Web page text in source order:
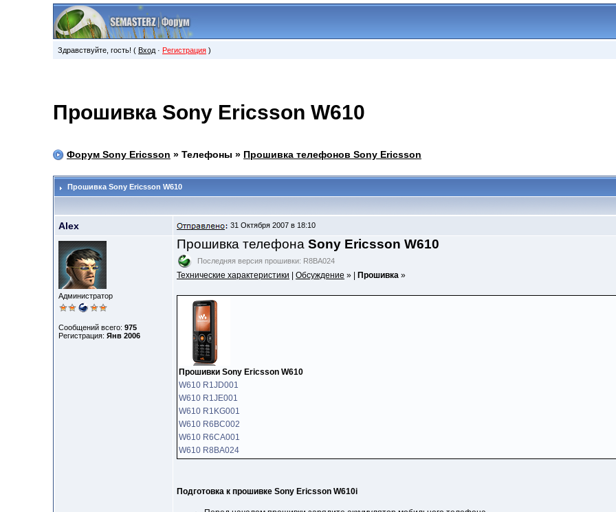
Здравствуйте, гость! ( Вход · Регистрация )
Прошивка Sony Ericsson W610
Форум Sony Ericsson » Телефоны » Прошивка телефонов Sony Ericsson
Прошивка Sony Ericsson W610
Alex 31 Октября 2007 в 18:10
Администратор
Сообщений всего: 975
Регистрация: Янв 2006
Прошивка телефона Sony Ericsson W610
Последняя версия прошивки: R8BA024
Технические характеристики Обсуждение » | Прошивка »
Прошивки Sony Ericsson W610
W610 R1JD001
W610 R1JE001
W610 R1KG001
W610 R6BC002
W610 R6CA001
W610 R8BA024
Подготовка к прошивке Sony Ericsson W610i